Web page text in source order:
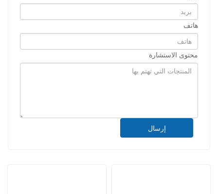
هاتف
محتوى الاستشارة
إرسال